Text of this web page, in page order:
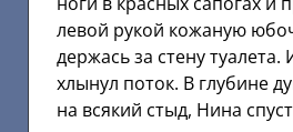
левой рукой кожаную
держась за стену туалета.
хлынул поток. В глубине
на всякий стыд, Нина